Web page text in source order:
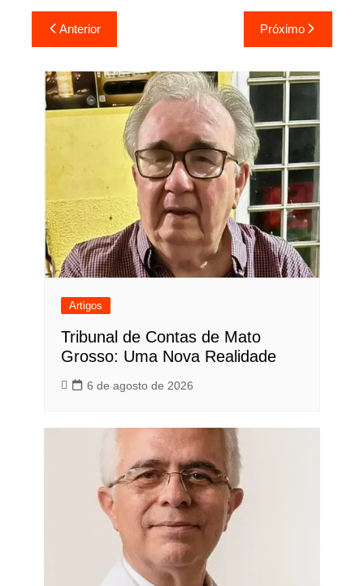
Navegação
de
Post
Anterior Próximo
Artigos
Tribunal de Contas de Mato
Grosso: Uma Nova Realidade
6 de agosto de 2026